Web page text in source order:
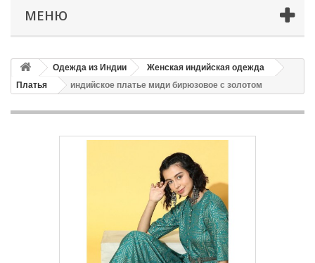
МЕНЮ
Одежда из Индии
Женская индийская одежда
Платья
индийское платье миди бирюзовое с золотом